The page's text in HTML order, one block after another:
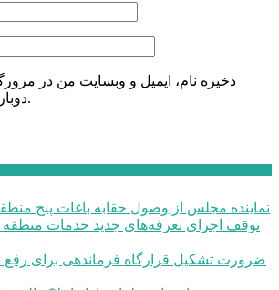
ذخیره نام، ایمیل و وبسایت من در
دوباره دیدگاهی می‌نویسم.
نماینده مجلس از وصول حقابه باغات پنج